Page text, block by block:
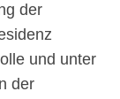
der
und unter
der